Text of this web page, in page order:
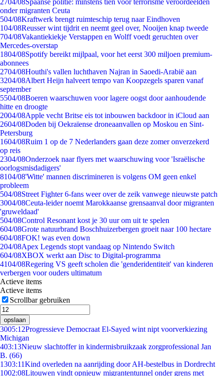
2704/08Spaanse politie: minstens tien voor terrorisme veroordeelden
onder migranten Ceuta
504/08Kraftwerk brengt ruimteschip terug naar Eindhoven
104/08Reusser wint tijdrit en neemt geel over, Nooijen knap tweede
704/08Vakantiekiekje Verstappen en Wolff voedt geruchten over
Mercedes-overstap
1804/08Spotify bereikt mijlpaal, voor het eerst 300 miljoen premium-
abonnees
2704/08Houthi's vallen luchthaven Najran in Saoedi-Arabië aan
3204/08Albert Heijn halveert tempo van Koopzegels sparen vanaf
september
5504/08Boeren waarschuwen voor lagere oogst door aanhoudende
hitte en droogte
2004/08Apple vecht Britse eis tot inbouwen backdoor in iCloud aan
2604/08Doden bij Oekraïense droneaanvallen op Moskou en Sint-
Petersburg
1604/08Ruim 1 op de 7 Nederlanders gaan deze zomer onverzekerd
op reis
2304/08Onderzoek naar flyers met waarschuwing voor 'Israëlische
oorlogsmisdadigers'
8104/08'Witte' mannen discrimineren is volgens OM geen enkel
probleem
504/08Street Fighter 6-fans weer over de zeik vanwege nieuwste patch
3004/08Ceuta-leider noemt Marokkaanse grensaanval door migranten
'gruweldaad'
504/08Control Resonant kost je 30 uur om uit te spelen
604/08Grote natuurbrand Boschhuizerbergen groeit naar 100 hectare
604/08FOK! was even down
204/08Apex Legends stopt vandaag op Nintendo Switch
604/08XBOX werkt aan Disc to Digital-programma
4104/08Regering VS geeft scholen die 'genderidentiteit' van kinderen
verbergen voor ouders ultimatum
Actieve items
Actieve items
Scrollbar gebruiken
opslaan
3005:12Progressieve Democraat El-Sayed wint nipt voorverkiezing
Michigan
403:13Nieuw slachtoffer in kindermisbruikzaak zorgprofessional Jan
B. (66)
1303:11Kind overleden na aanrijding door AH-bestelbus in Dordrecht
1002:08Litouwen vindt opnieuw migrantentunnel onder grens met